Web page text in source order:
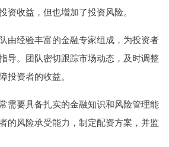
资收益，但也增加了投资风险。
由经验丰富的金融专家组成，为投资者
导。团队密切跟踪市场动态，及时调整
投资者的收益。
需要具备扎实的金融知识和风险管理能
的风险承受能力，制定配资方案，并监